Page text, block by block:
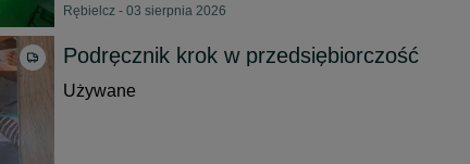
Rębielcz - 03 sierpnia 2026
Podręcznik krok w przedsiębiorczość
Używane